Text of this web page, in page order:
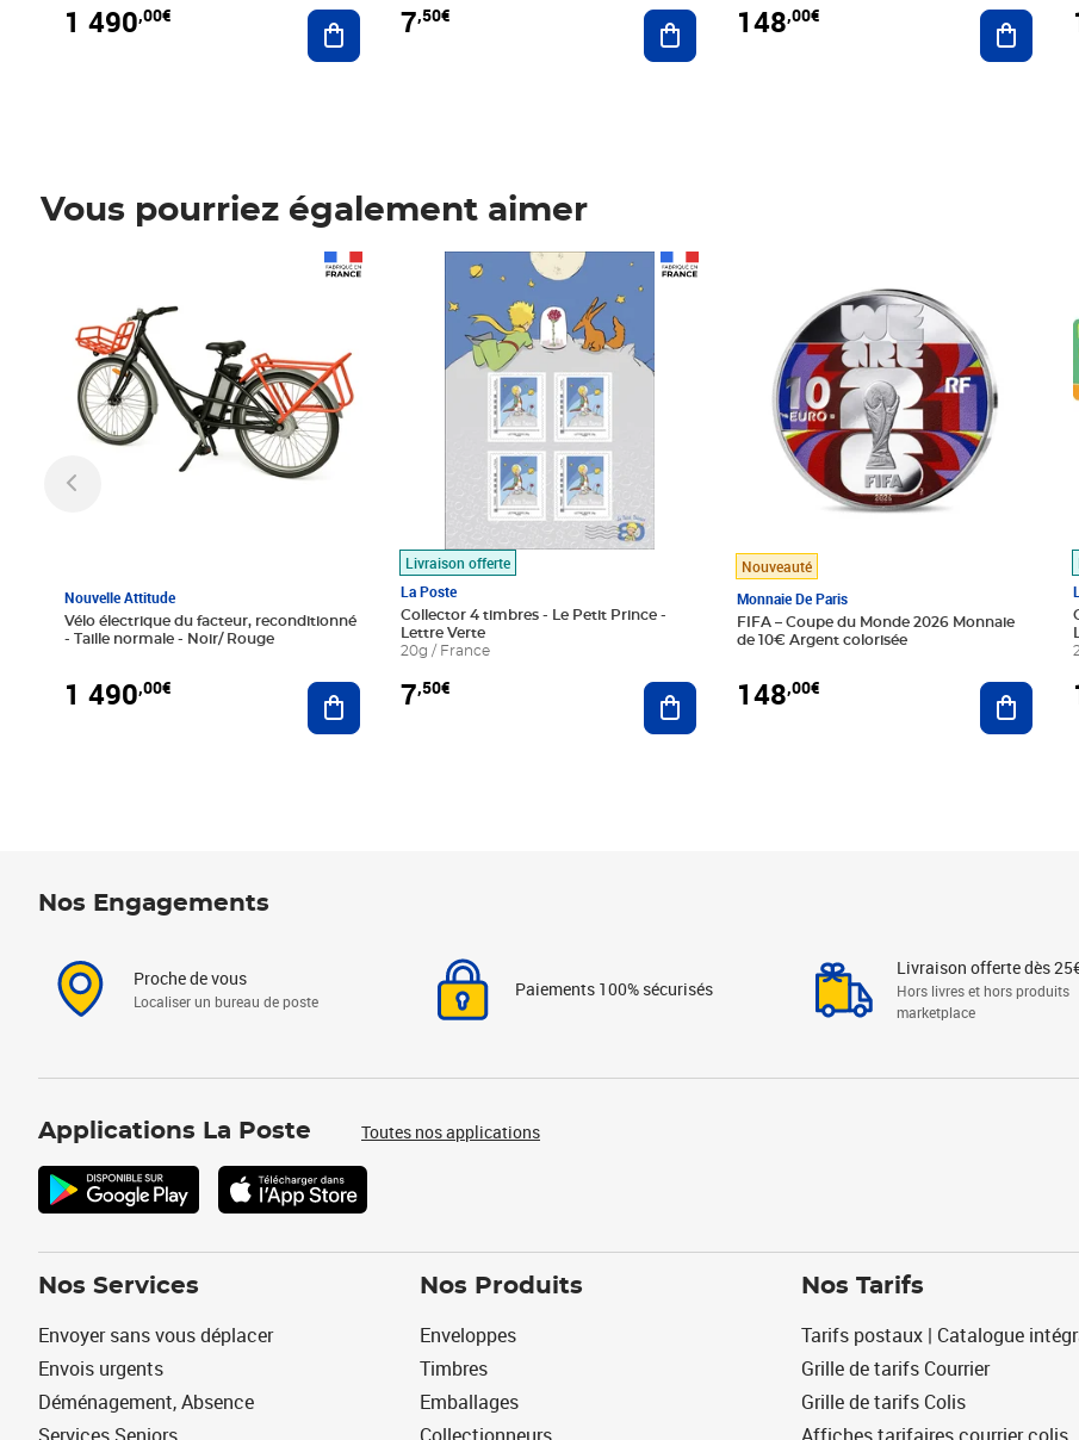
1 490,00€ Ajouter au panier
7,50€ Ajouter au panier
148,00€ Ajouter
Vous pourriez également aimer
Nouvelle Attitude
Vélo électrique du facteur, reconditionné
- Taille normale - Noir/ Rouge
1 490,00€ Ajouter au panier
Livraison offerte
La Poste
Collector 4 timbres - Le Petit Prince -
Lettre Verte
20g / France
7,50€
Prix 7,50€
Ajouter au panier
Nouveauté
Monnaie De Paris
FIFA – Coupe du Monde 2026 Monnaie
de 10€ Argent colorisée
148,00€ Ajouter
Nos Engagements
Proche de vous
Localiser un bureau de poste
Paiements 100% sécurisés
Livraison offerte dès
Hors livres et hors produits
marketplace
Applications La Poste Toutes nos applications
Nos Services
Envoyer sans vous déplacer
Envois urgents
Déménagement, Absence
Nos Produits
Enveloppes
Timbres
Emballages
Nos Tarifs
Tarifs postaux | Catalogue
Grille de tarifs Courrier
Grille de tarifs Colis